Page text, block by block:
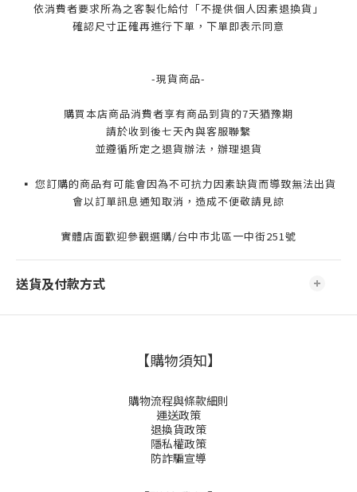
依消費者要求所為之客製化給付「不提供個人因素退換貨」
確認尺寸正確再進行下單，下單即表示同意
-現貨商品-
購買本店商品消費者享有商品到貨的7天猶豫期
請於收到後七天內與客服聯繫
並遵循所定之退貨辦法，辦理退貨
▪️ 您訂購的商品有可能會因為不可抗力因素缺貨而導致無法出貨
會以訂單訊息通知取消，造成不便敬請見諒
實體店面歡迎參觀選購/台中市北區一中街251號
送貨及付款方式
【購物須知】
購物流程與條款細則
運送政策
退換貨政策
隱私權政策
防詐騙宣導